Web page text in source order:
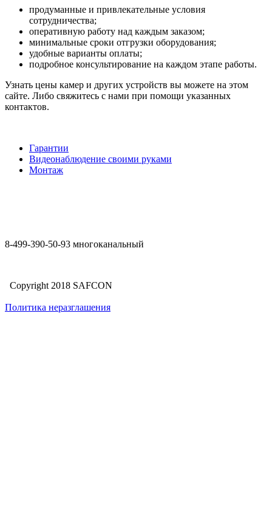
продуманные и привлекательные условия
сотрудничества;
оперативную работу над каждым заказом;
минимальные сроки отгрузки оборудования;
удобные варианты оплаты;
подробное консультирование на каждом этапе работы.
Узнать цены камер и других устройств вы можете на этом
сайте. Либо свяжитесь с нами при помощи указанных
контактов.
Гарантии
Видеонаблюдение своими руками
Монтаж
8-499-390-50-93 многоканальный
Copyright 2018 SAFCON
Политика неразглашения